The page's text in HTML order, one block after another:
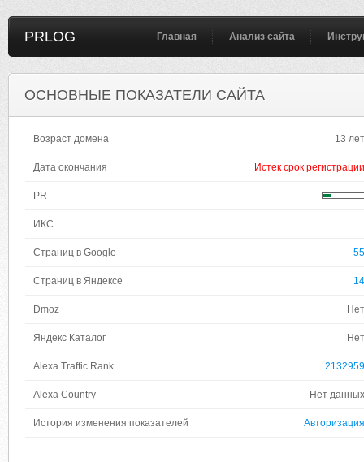
PRLOG Главная Анализ сайта
ОСНОВНЫЕ ПОКАЗАТЕЛИ САЙТА
Возраст домена 13 лет
Дата окончания Истек срок регистрации
PR
ИКС
Страниц в Google 55
Страниц в Яндексе 14
Dmoz Нет
Яндекс Каталог Нет
Alexa Traffic Rank 2132959
Alexa Country Нет данных
История изменения показателей Авторизация